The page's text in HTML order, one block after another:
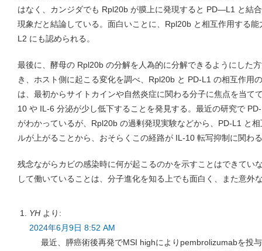
はなく、カンジダでも Rpl20b が膜上に発現すると PD―L1 と結
現象だと結論している。面白いことに、Rpl20b と相互作用する
L2 にも認められる。
最後に、酵母の Rpl20b の分解を人為的に分解できるようにした
き、ホスト側に起こる変化を調べ、Rpl20b と PD-L1 の相互作用
は、最初からサイトカインや自然炎症に関わる分子に焦点を当て
10 や IL-6 分泌が少し低下することを発見する。最近の研究で
がわかっているが、Rpl20b の過剰発現実験などから、PD-L1 と
ルが上がることから、おそらくこの経路が IL-10 転写抑制に関わ
残念ながらカビの感染時に何が起こるのかを示すことはできてい
して働いていることは、分子進化を知る上でも面白く、また意外
YH より:
2024年6月9日 8:52 AM
最近、膵癌術後再発でMSI highによりpembrolizumabを投